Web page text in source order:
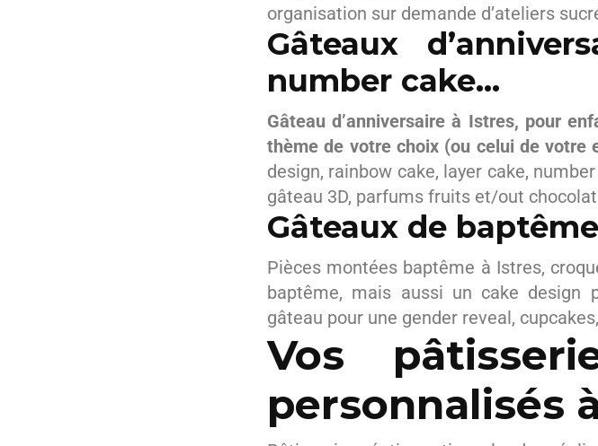
organisation sur demande d’ateliers
Gâteaux
number cake…
Gâteau d’anniversaire à Istres, pour
thème de votre choix (ou celui de votre
design, rainbow cake, layer cake,
gâteau 3D, parfums fruits et/out
Gâteaux de
Pièces montées baptême à Istres,
baptême, mais aussi un cake design
gâteau pour une gender reveal,
Vos
personnalisés